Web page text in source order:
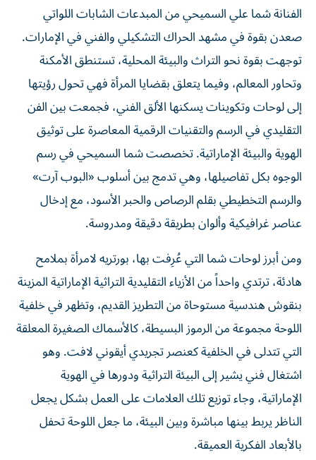
الفنانة شما علي السميحي من المبدعات الشابات اللواتي
صعدن بقوة في مشهد الحراك التشكيلي والفني في الإمارات.
توجهت بقوة نحو التراث والبيئة المحلية، تستنطق الأمكنة
وتحاور المعالم، وفيما يتعلق بقضايا المرأة فهي تحول رؤيتها
إلى لوحات وتكوينات يسكنها الألق الفني، فجمعت بين الفن
التقليدي في الرسم والتقنيات الرقمية المعاصرة على توثيق
الهوية والبيئة الإماراتية. تخصصت شما السميحي في رسم
الوجوه بكل تفاصيلها، وهي تدمج بين أسلوب «البوب آرت»
والرسم التخطيطي بقلم الرصاص والحبر الأسود، مع إدخال
عناصر غرافيكية وألوان بطريقة دقيقة ومدروسة.
ومن أبرز لوحات شما التي عُرِفت بها، بورتريه لامرأة بملامح
هادئة، ترتدي واحداً من الأزياء التقليدية التراثية الإماراتية المزينة
بنقوش هندسية مستوحاة من التطريز القديم، وتظهر في خلفية
اللوحة مجموعة من الرموز البسيطة، كالأسماك الصغيرة المعلقة
التي تتدلى في الخلفية كعنصر تجريدي أيقوني لافت. وهو
اشتغال فني يشير إلى البيئة التراثية ودورها في الهوية
الإماراتية، وجاء توزيع تلك العلامات على العمل بشكل يجعل
الناظر يربط بينها مباشرة وبين البيئة، ما جعل اللوحة تحفل
بالأبعاد الفكرية العميقة.